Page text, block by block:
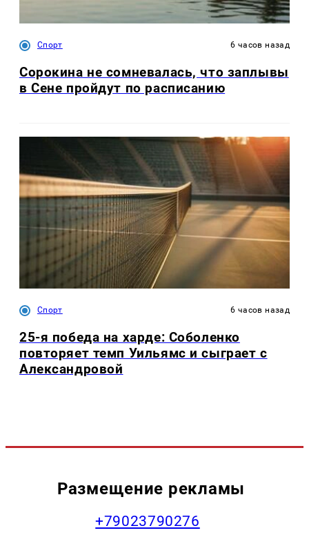
Спорт 6 часов назад
Сорокина не сомневалась, что заплывы
в Сене пройдут по расписанию
Спорт 6 часов назад
25-я победа на харде: Соболенко
повторяет темп Уильямс и сыграет с
Александровой
Размещение рекламы
+79023790276